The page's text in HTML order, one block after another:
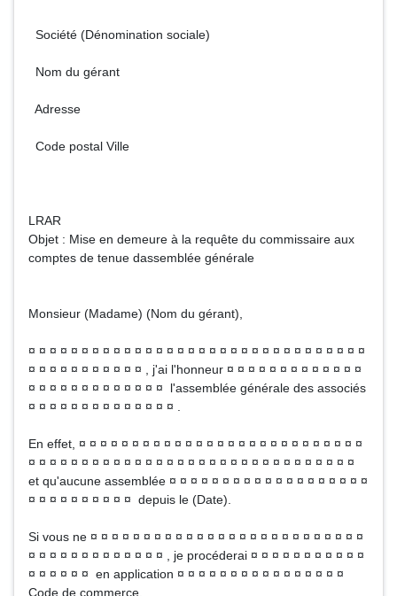
Société (Dénomination sociale)
Nom du gérant
Adresse
Code postal Ville
LRAR
Objet : Mise en demeure à la requête du commissaire aux
comptes de tenue dassemblée générale
Monsieur (Madame) (Nom du gérant),
¤ ¤ ¤ ¤ ¤ ¤ ¤ ¤ ¤ ¤ ¤ ¤ ¤ ¤ ¤ ¤ ¤ ¤ ¤ ¤ ¤ ¤ ¤ ¤ ¤ ¤ ¤ ¤ ¤ ¤ ¤ ¤
¤ ¤ ¤ ¤ ¤ ¤ ¤ ¤ ¤ ¤ ¤ , j'ai l'honneur ¤ ¤ ¤ ¤ ¤ ¤ ¤ ¤ ¤ ¤ ¤ ¤ ¤
¤ ¤ ¤ ¤ ¤ ¤ ¤ ¤ ¤ ¤ ¤ ¤ ¤ l'assemblée générale des associés
¤ ¤ ¤ ¤ ¤ ¤ ¤ ¤ ¤ ¤ ¤ ¤ ¤ ¤ .
En effet, ¤ ¤ ¤ ¤ ¤ ¤ ¤ ¤ ¤ ¤ ¤ ¤ ¤ ¤ ¤ ¤ ¤ ¤ ¤ ¤ ¤ ¤ ¤ ¤ ¤ ¤ ¤
¤ ¤ ¤ ¤ ¤ ¤ ¤ ¤ ¤ ¤ ¤ ¤ ¤ ¤ ¤ ¤ ¤ ¤ ¤ ¤ ¤ ¤ ¤ ¤ ¤ ¤ ¤ ¤ ¤ ¤ ¤
et qu'aucune assemblée ¤ ¤ ¤ ¤ ¤ ¤ ¤ ¤ ¤ ¤ ¤ ¤ ¤ ¤ ¤ ¤ ¤ ¤ ¤
¤ ¤ ¤ ¤ ¤ ¤ ¤ ¤ ¤ ¤ depuis le (Date).
Si vous ne ¤ ¤ ¤ ¤ ¤ ¤ ¤ ¤ ¤ ¤ ¤ ¤ ¤ ¤ ¤ ¤ ¤ ¤ ¤ ¤ ¤ ¤ ¤ ¤ ¤ ¤
¤ ¤ ¤ ¤ ¤ ¤ ¤ ¤ ¤ ¤ ¤ ¤ ¤ , je procéderai ¤ ¤ ¤ ¤ ¤ ¤ ¤ ¤ ¤ ¤ ¤
¤ ¤ ¤ ¤ ¤ ¤ en application ¤ ¤ ¤ ¤ ¤ ¤ ¤ ¤ ¤ ¤ ¤ ¤ ¤ ¤ ¤ ¤
Code de commerce.